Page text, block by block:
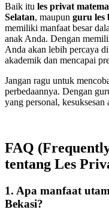
Baik itu les privat
Selatan, maupun guru les
memiliki manfaat besar
anak Anda. Dengan
Anda akan lebih percaya
akademik dan mencapai
Jangan ragu untuk
perbedaannya. Dengan
yang personal,
FAQ
tentang Les
1. Apa manfaat
Bekasi?